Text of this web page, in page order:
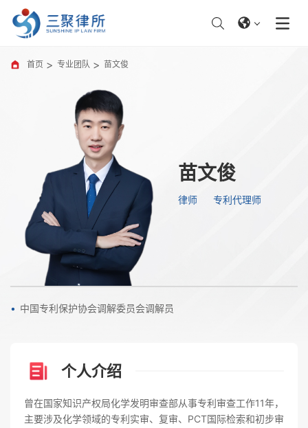
首页 专业团队 苗文俊
苗文俊
律师 专利代理师
中国专利保护协会调解委员会调解员
个人介绍
曾在国家知识产权局化学发明审查部从事专利审查工作11年，
主要涉及化学领域的专利实审、复审、PCT国际检索和初步审